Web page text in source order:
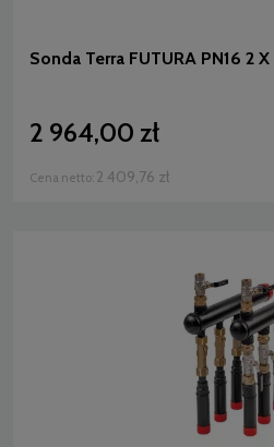
Sonda Terra FUTURA PN16 2
2 964,00 zł
Cena netto: 2 409,76 zł